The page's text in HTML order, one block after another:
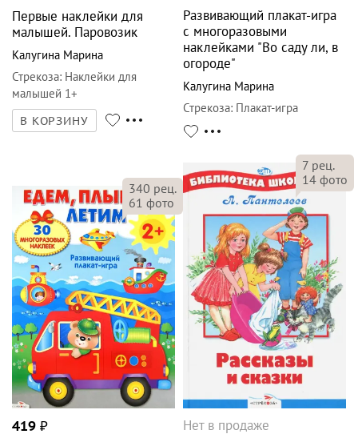
Первые наклейки для
малышей. Паровозик
Калугина Марина
Стрекоза: Наклейки для
малышей 1+
В КОРЗИНУ
Развивающий плакат-игра
с многоразовыми
наклейками "Во саду ли, в
огороде"
Калугина Марина
Стрекоза: Плакат-игра
340 рец.
61 фото
419 ₽
7 рец.
14 фото
Нет в продаже